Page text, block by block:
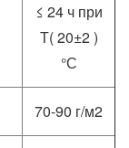
≤ 24 ч при
Т( 20±2 )
°С
70-90 г/м2